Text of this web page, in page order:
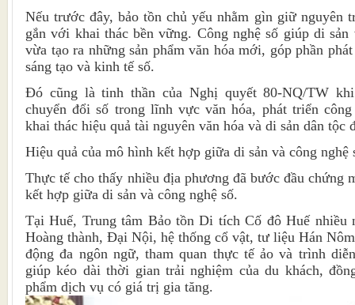
Nếu trước đây, bảo tồn chủ yếu nhằm gìn giữ nguyên
gắn với khai thác bền vững. Công nghệ số giúp di
vừa tạo ra những sản phẩm văn hóa mới, góp phần
sáng tạo và kinh tế số.
Đó cũng là tinh thần của Nghị quyết 80-NQ/TW
chuyển đổi số trong lĩnh vực văn hóa, phát triển
khai thác hiệu quả tài nguyên văn hóa và di sản dân tộc
Hiệu quả của mô hình kết hợp giữa di sản và công nghệ
Thực tế cho thấy nhiều địa phương đã bước đầu chứng
kết hợp giữa di sản và công nghệ số.
Tại Huế, Trung tâm Bảo tồn Di tích Cố đô Huế nhiều
Hoàng thành, Đại Nội, hệ thống cổ vật, tư liệu Hán
động đa ngôn ngữ, tham quan thực tế ảo và trình
giúp kéo dài thời gian trải nghiệm của du khách,
phẩm dịch vụ có giá trị gia tăng.